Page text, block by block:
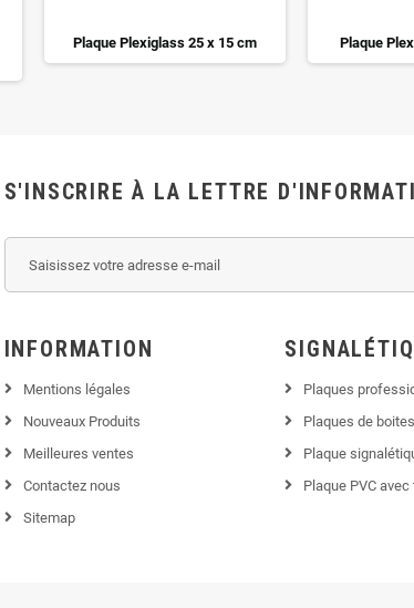
Plaque Plexiglass 25 x 15 cm Plaque
S'INSCRIRE À LA LETTRE
INFORMATION
Mentions légales
Nouveaux Produits
Meilleures ventes
Contactez nous
Sitemap
Plaques
Plaques de
Plaque
Plaque PVC